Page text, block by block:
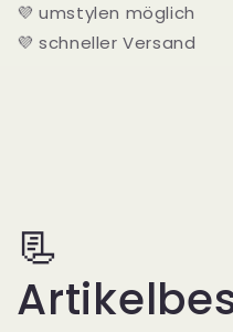
💜 umstylen möglich
💜 schneller Versand
📃